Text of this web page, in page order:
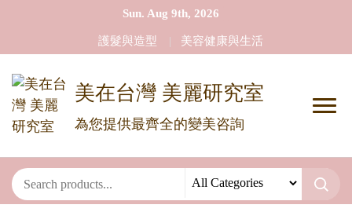
Sun. Aug 9th, 2026
護髮與造型 美容健康與生活
美在台灣 美麗研究室
為您提供最齊全的變美咨詢